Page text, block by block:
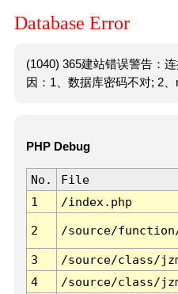
Database Error
(1040) 365建站错误警告：
因：1、数据库密码不对; 2、
PHP Debug
No. File
1
/index.php
2 /source/
3 /source/class/
4
/source/class/